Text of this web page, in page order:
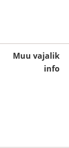
Muu vajalik
info